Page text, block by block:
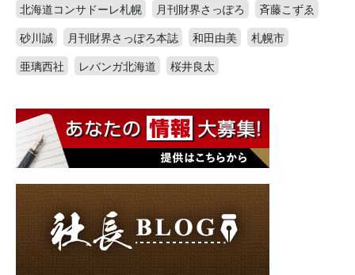
北海道コンサドーレ札幌
月刊財界さっぽろ
斉藤こずゑ
砂川誠
月刊財界さっぽろ本誌 和田由美
札幌市
亜璃西社
レバンガ北海道 桜井良太